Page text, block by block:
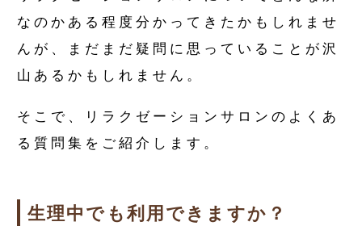
なのかある程度分かってきたかもしれませ
んが、まだまだ疑問に思っていることが沢
山あるかもしれません。
そこで、リラクゼーションサロンのよくあ
る質問集をご紹介します。
生理中でも利用できますか？